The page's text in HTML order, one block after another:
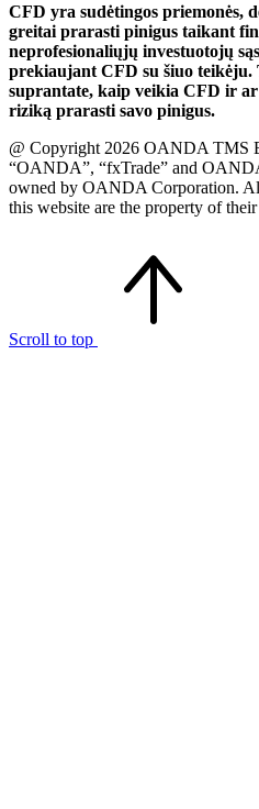
CFD yra sudėtingos priemonės,
greitai prarasti pinigus taikant
neprofesionaliųjų investuotojų
prekiaujant CFD su šiuo teikėju.
suprantate, kaip veikia CFD ir
riziką prarasti savo pinigus.
@ Copyright 2026 OANDA TMS
“OANDA”, “fxTrade” and
owned by OANDA Corporation.
this website are the property of
Scroll to top